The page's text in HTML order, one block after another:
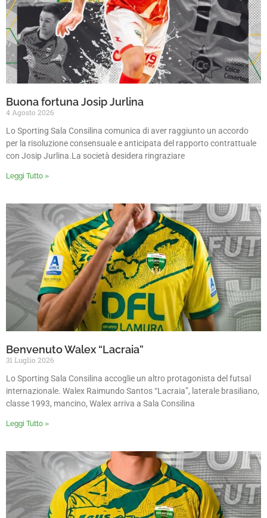
Buona fortuna Josip Jurlina
4 Agosto 2026
Lo Sporting Sala Consilina comunica di aver raggiunto un accordo
per la risoluzione consensuale e anticipata del rapporto contrattuale
con Josip Jurlina.La società desidera ringraziare
Leggi Tutto »
Benvenuto Walex “Lacraia”
31 Luglio 2026
Lo Sporting Sala Consilina accoglie un altro protagonista del futsal
internazionale. Walex Raimundo Santos “Lacraia”, laterale brasiliano,
classe 1993, mancino, Walex arriva a Sala Consilina
Leggi Tutto »